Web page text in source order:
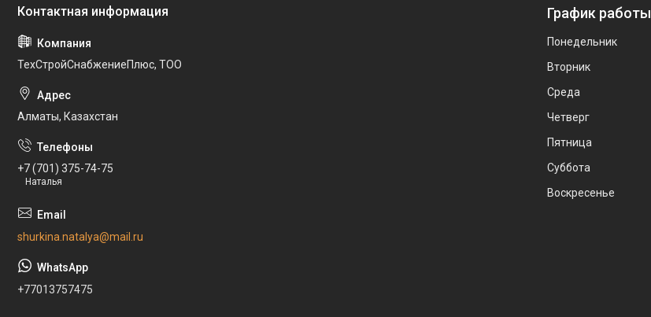
ТехСтройСнабжениеПлюс, ТОО
Алматы, Казахстан
+7 (701) 375-74-75
Наталья
shurkina.natalya@mail.ru
+77013757475
График работы
Понедельник
Вторник
Среда
Четверг
Пятница
Суббота
Воскресенье